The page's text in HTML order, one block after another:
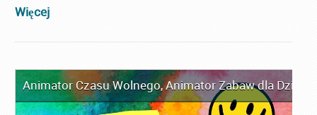
Więcej
Animator Czasu Wolnego,Animator Zabaw dla Dzieci